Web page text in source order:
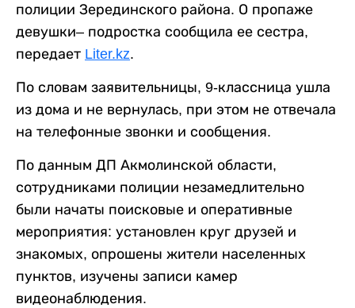
полиции Зерединского района. О пропаже
девушки– подростка сообщила ее сестра,
передает Liter.kz.
По словам заявительницы, 9-классница ушла
из дома и не вернулась, при этом не отвечала
на телефонные звонки и сообщения.
По данным ДП Акмолинской области,
сотрудниками полиции незамедлительно
были начаты поисковые и оперативные
мероприятия: установлен круг друзей и
знакомых, опрошены жители населенных
пунктов, изучены записи камер
видеонаблюдения.